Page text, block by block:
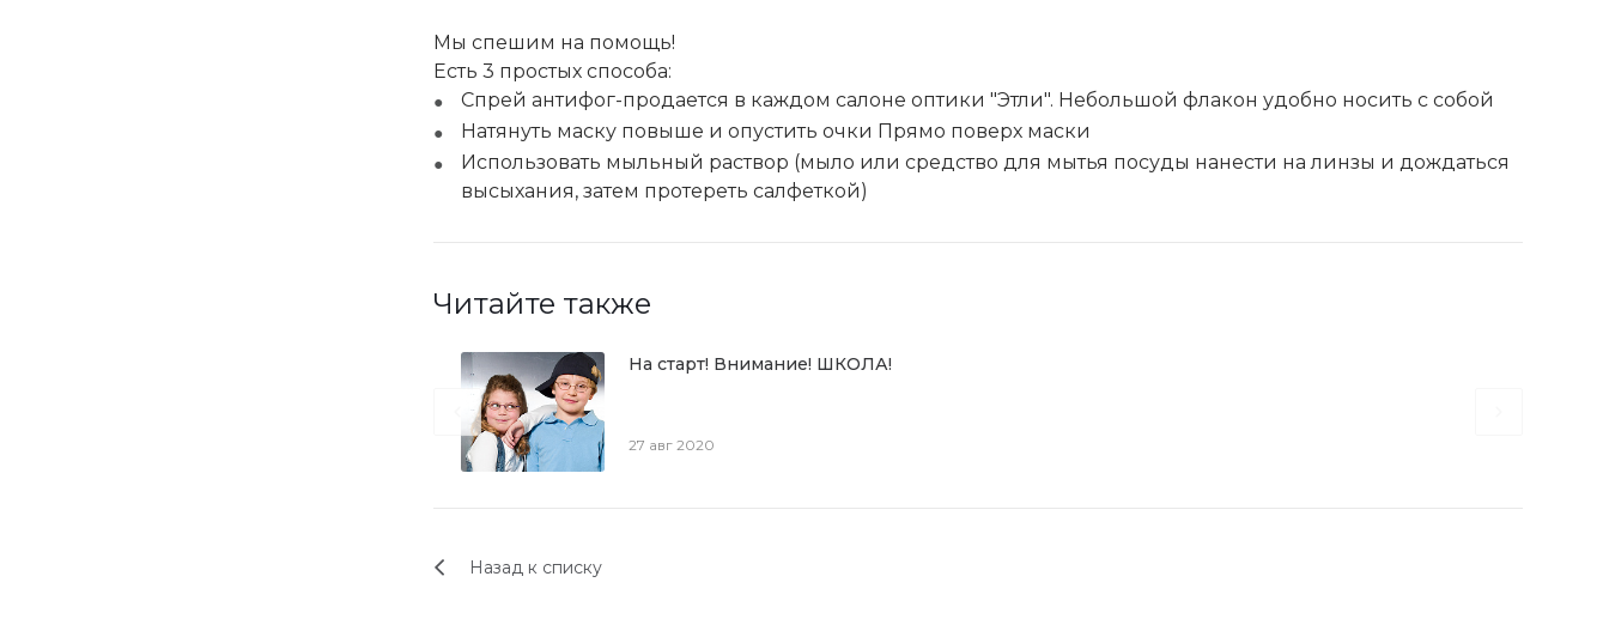
Мы спешим на помощь!
Есть 3 простых способа:
Спрей антифог-продается в каждом салоне оптики "Этли". Небольшой флакон удобно носить с собой
Натянуть маску повыше и опустить очки Прямо поверх маски
Использовать мыльный раствор (мыло или средство для мытья посуды нанести на линзы и дождаться
высыхания, затем протереть салфеткой)
Читайте также
На старт! Внимание! ШКОЛА!
27 авг 2020
Назад к списку